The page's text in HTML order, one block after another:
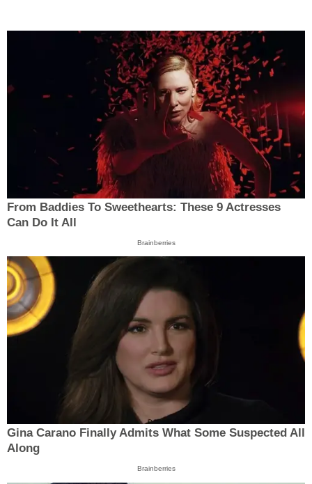
From Baddies To Sweethearts: These 9 Actresses
Can Do It All
Brainberries
Gina Carano Finally Admits What Some Suspected All
Along
Brainberries